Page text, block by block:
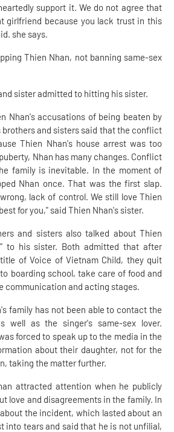
support it. We do not agree that
girlfriend because you lack trust in this
she says.
Thien Nhan, not banning same-sex
sister admitted to hitting his sister.
Nhan's accusations of being beaten by
brothers and sisters said that the conflict
Thien Nhan's house arrest was too
Nhan has many changes. Conflict
family is inevitable. In the moment of
Nhan once. That was the first slap.
lack of control. We still love Thien
for you," said Thien Nhan's sister.
and sisters also talked about Thien
to his sister. Both admitted that after
of Voice of Vietnam Child, they quit
boarding school, take care of food and
communication and acting stages.
family has not been able to contact the
well as the singer's same-sex lover.
forced to speak up to the media in the
about their daughter, not for the
taking the matter further.
attracted attention when he publicly
love and disagreements in the family. In
the incident, which lasted about an
into tears and said that he is not unfilial,